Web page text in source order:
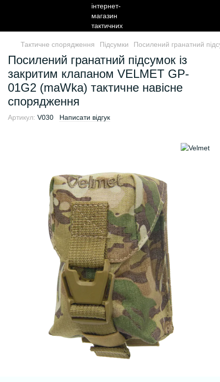
Тактичне спорядження Підсумки Посилений гранатний
Посилений гранатний підсумок із
закритим клапаном VELMET GP-
01G2 (maWka) тактичне навісне
спорядження
Артикул: V030 Написати відгук